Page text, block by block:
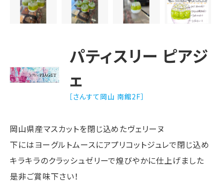
パティスリー ピアジ
ェ
［さんすて岡山 南館2F］
岡山県産マスカットを閉じ込めたヴェリーヌ
下にはヨーグルトムースにアプリコットジュレで閉じ込め
キラキラのクラッシュゼリーで煌びやかに仕上げました
是非ご賞味下さい！